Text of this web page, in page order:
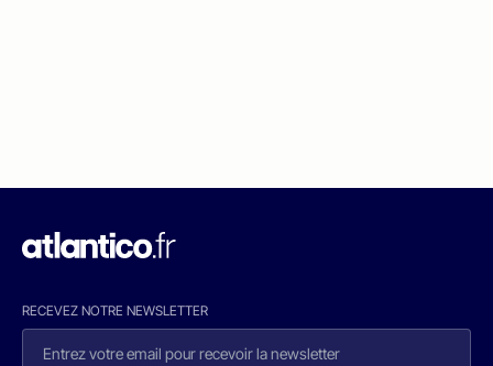
RECEVEZ NOTRE NEWSLETTER